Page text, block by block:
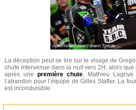
La déception peut se lire sur le visage de
chute intervenue dans la nuit vers 2H, alors
après unepremière chute, Mathieu
l’abandon pour l’équipe de Gilles Stafler. La
est inconduisible.